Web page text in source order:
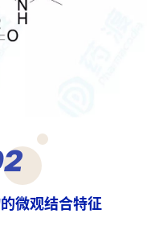
微观结合特征